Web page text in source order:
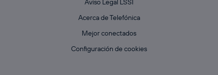
Aviso Legal LSSI
Acerca de Telefónica
Mejor conectados
Configuración de cookies